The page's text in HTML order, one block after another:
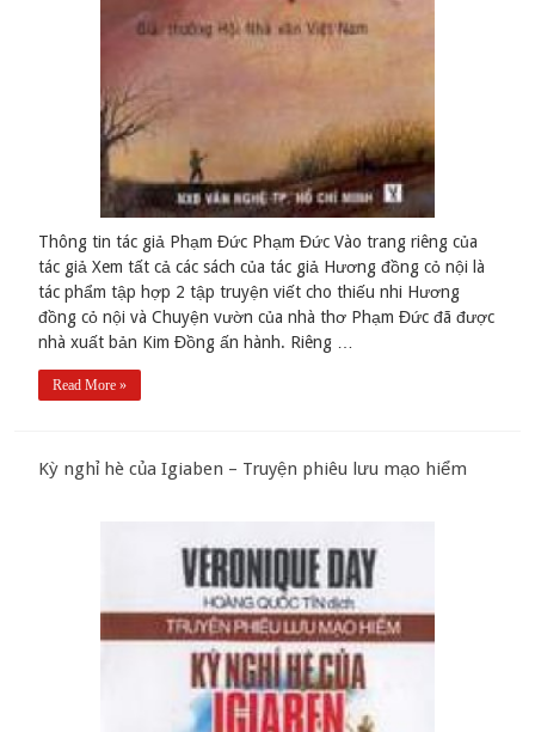
Thông tin tác giả Phạm Đức Phạm Đức Vào trang riêng của
tác giả Xem tất cả các sách của tác giả Hương đồng cỏ nội là
tác phẩm tập hợp 2 tập truyện viết cho thiếu nhi Hương
đồng cỏ nội và Chuyện vườn của nhà thơ Phạm Đức đã được
nhà xuất bản Kim Đồng ấn hành. Riêng …
Read More »
Kỳ nghỉ hè của Igiaben – Truyện phiêu lưu mạo hiểm